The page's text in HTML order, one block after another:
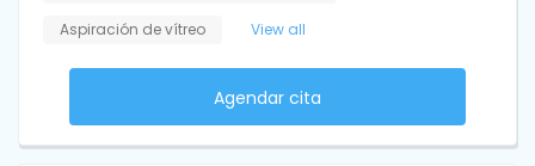
Aspiración de vítreo
View all
Agendar cita